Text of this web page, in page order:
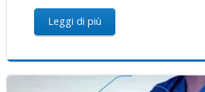
Leggi di più